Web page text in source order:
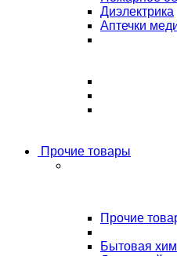
Диэлектрика
Аптечки
Прочие товары
Прочие
Бытовая